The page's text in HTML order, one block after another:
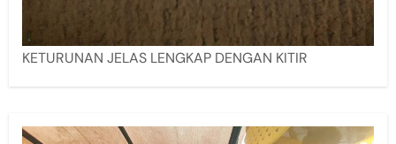
KETURUNAN JELAS LENGKAP DENGAN KITIR